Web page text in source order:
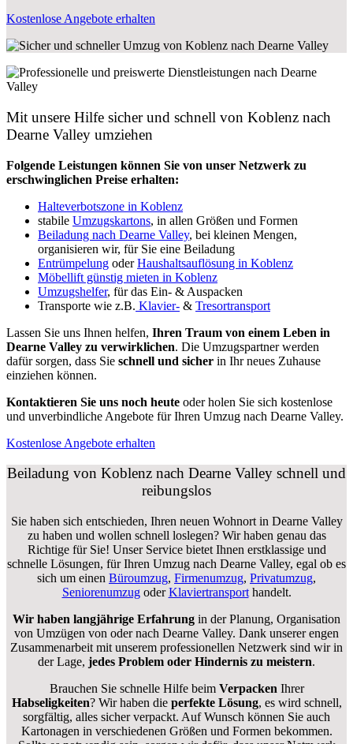
Kostenlose Angebote erhalten
Mit unsere Hilfe sicher und schnell von Koblenz nach
Dearne Valley umziehen
Folgende Leistungen können Sie von unser Netzwerk zu
erschwinglichen Preise erhalten:
Halteverbotszone in Koblenz
stabile Umzugskartons, in allen Größen und Formen
Beiladung nach Dearne Valley, bei kleinen Mengen,
organisieren wir, für Sie eine Beiladung
Entrümpelung oderHaushaltsauflösung in Koblenz
Möbellift günstig mieten in Koblenz
Umzugshelfer, für das Ein- & Auspacken
Transporte wie z.B. Klavier- & Tresortransport
Lassen Sie uns Ihnen helfen, Ihren Traum von einem Leben in
Dearne Valley zu verwirklichen. Die Umzugspartner werden
dafür sorgen, dass Sie schnell und sicher in Ihr neues Zuhause
einziehen können.
Kontaktieren Sie uns noch heute oder holen Sie sich kostenlose
und unverbindliche Angebote für Ihren Umzug nach Dearne Valley.
Kostenlose Angebote erhalten
Beiladung von Koblenz nach Dearne Valley schnell und
reibungslos
Sie haben sich entschieden, Ihren neuen Wohnort in Dearne Valley
zu haben und wollen schnell loslegen? Wir haben genau das
Richtige für Sie! Unser Service bietet Ihnen erstklassige und
schnelle Lösungen, für Ihren Umzug nach Dearne Valley, egal ob es
sich um einen Büroumzug, Firmenumzug, Privatumzug,
Seniorenumzugoder Klaviertransporthandelt.
Wir haben langjährige Erfahrung in der Planung, Organisation
von Umzügen von oder nach Dearne Valley. Dank unserer engen
Zusammenarbeit mit unserem professionellen Netzwerk sind wir in
der Lage, jedes Problem oder Hindernis zu meistern.
Brauchen Sie schnelle Hilfe beim Verpacken Ihrer
Habseligkeiten? Wir haben die perfekte Lösung, es wird schnell,
sorgfältig, alles sicher verpackt. Auf Wunsch können Sie auch
Kartonagen in verschiedenen Größen und Formen bekommen.